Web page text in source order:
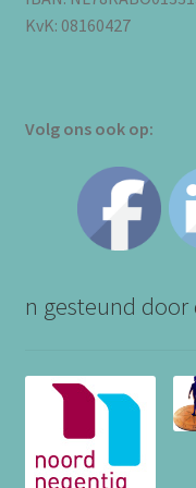
KvK: 08160427
Volg ons ook op:
n gesteund